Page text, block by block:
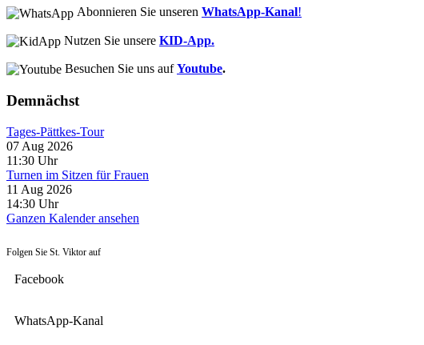
Abonnieren Sie unseren WhatsApp-Kanal!
Nutzen Sie unsere KID-App.
Besuchen Sie uns aufYoutube.
Demnächst
Tages-Pättkes-Tour
07 Aug 2026
11:30 Uhr
Turnen im Sitzen für Frauen
11 Aug 2026
14:30 Uhr
Ganzen Kalender ansehen
Folgen Sie St. Viktor auf
Facebook
WhatsApp-Kanal